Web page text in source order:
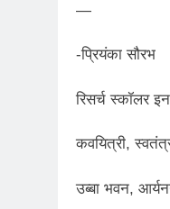
—
-प्रियंका सौरभ
रिसर्च स्कॉलर
कवयित्री,
उब्बा भवन,